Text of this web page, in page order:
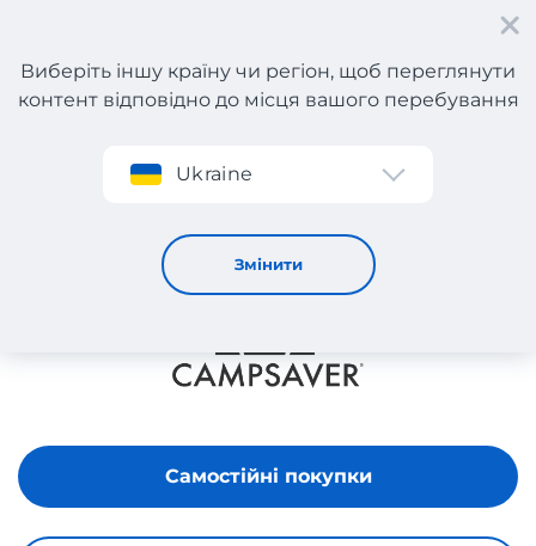
Реєстрація
Виберіть іншу країну чи регіон, щоб переглянути
контент відповідно до місця вашого перебування
Ukraine
Змінити
CAMPSAVER
Самостійні покупки